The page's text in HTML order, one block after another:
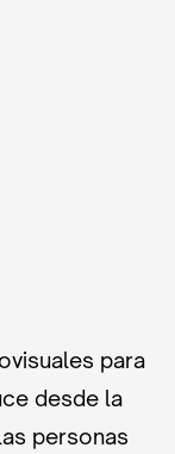
para
desde la
personas